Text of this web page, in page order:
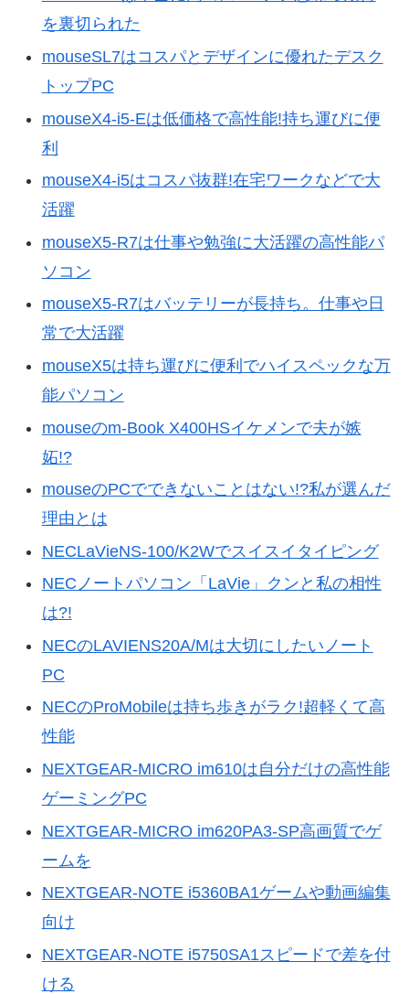
を裏切られた
mouseSL7はコスパとデザインに優れたデスク
トップPC
mouseX4-i5-Eは低価格で高性能!持ち運びに便
利
mouseX4-i5はコスパ抜群!在宅ワークなどで大
活躍
mouseX5-R7は仕事や勉強に大活躍の高性能パ
ソコン
mouseX5‐R7はバッテリーが長持ち。仕事や日
常で大活躍
mouseX5は持ち運びに便利でハイスペックな万
能パソコン
mouseのm-Book X400HSイケメンで夫が嫉
妬!?
mouseのPCでできないことはない!?私が選んだ
理由とは
NECLaVieNS-100/K2Wでスイスイタイピング
NECノートパソコン「LaVie」クンと私の相性
は?!
NECのLAVIENS20A/Mは大切にしたいノート
PC
NECのProMobileは持ち歩きがラク!超軽くて高
性能
NEXTGEAR-MICRO im610は自分だけの高性能
ゲーミングPC
NEXTGEAR-MICRO im620PA3-SP高画質でゲ
ームを
NEXTGEAR-NOTE i5360BA1ゲームや動画編集
向け
NEXTGEAR-NOTE i5750SA1スピードで差を付
ける